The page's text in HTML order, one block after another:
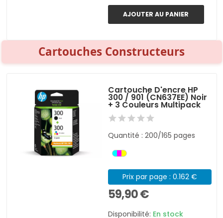
AJOUTER AU PANIER
Cartouches Constructeurs
Cartouche D'encre HP
300 / 901 (CN637EE) Noir
+ 3 Couleurs Multipack
Quantité : 200/165 pages
Prix par page : 0.162 €
59,90 €
Disponibilité: En stock